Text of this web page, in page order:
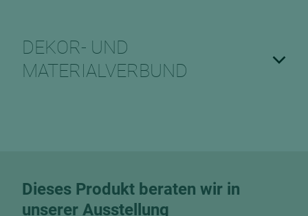
DEKOR- UND
MATERIALVERBUND
Dieses Produkt beraten wir in
unserer Ausstellung